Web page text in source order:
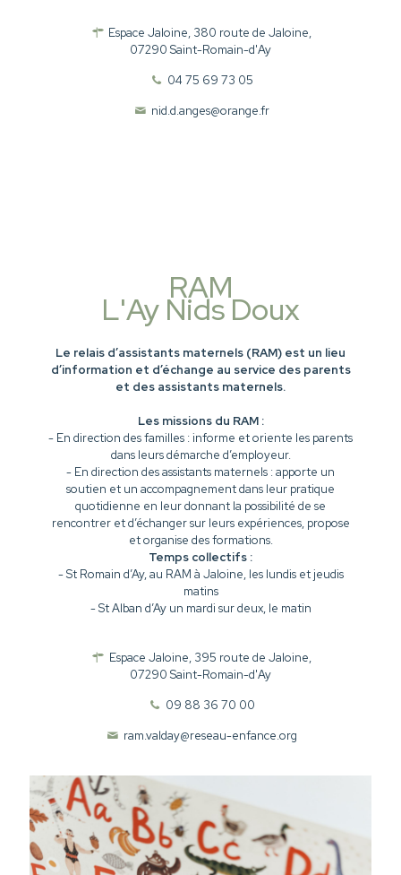
Espace Jaloine, 380 route de Jaloine,
07290 Saint-Romain-d'Ay
04 75 69 73 05
nid.d.anges@orange.fr
RAM
L'Ay Nids Doux
Le relais d’assistants maternels (RAM) est un lieu
d’information et d’échange au service des parents
et des assistants maternels.
Les missions du RAM :
- En direction des familles : informe et oriente les parents
dans leurs démarche d’employeur.
- En direction des assistants maternels : apporte un
soutien et un accompagnement dans leur pratique
quotidienne en leur donnant la possibilité de se
rencontrer et d’échanger sur leurs expériences, propose
et organise des formations.
Temps collectifs :
- St Romain d’Ay, au RAM à Jaloine, les lundis et jeudis
matins
- St Alban d’Ay un mardi sur deux, le matin
Espace Jaloine, 395 route de Jaloine,
07290 Saint-Romain-d'Ay
09 88 36 70 00
ram.valday@reseau-enfance.org